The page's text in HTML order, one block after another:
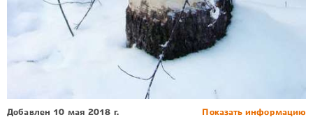
Показать информацию
Добавлен 10 мая 2018 г.